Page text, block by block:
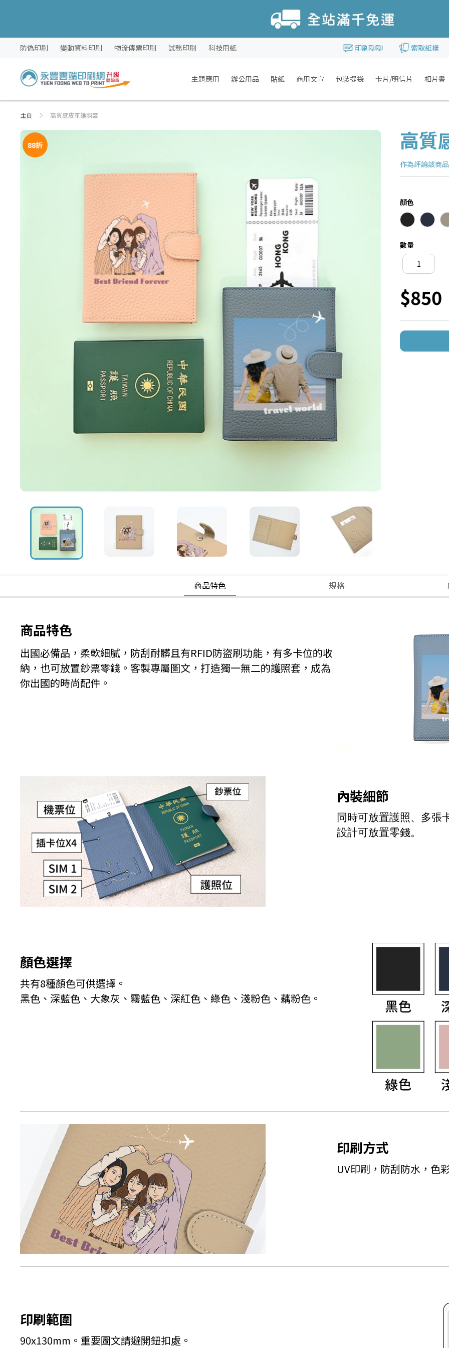
跳
內
容
印刷聊聊 索取紙樣
防偽印刷 變動資料印刷 物流傳票印刷 試務印刷 科技用紙
主題應用 辦公用品 貼紙 商用文宣 包裝提袋 卡片/明信片 相片書
主頁 高質感皮革護照套
高質
作為評論該商
顏色
數量
$850
Skip
to
the
Skip
to
the
88折
商品特色
商品特色
出國必備品，柔軟細膩，防刮耐髒且有RFID防盜刷功能，有多卡位的收
納，也可放置鈔票零錢。客製專屬圖文，打造獨一無二的護照套，成為
你出國的時尚配件。
內裝細節
同時可放置護照、多張
設計可放置零錢。
顏色選擇
共有8種顏色可供選擇。
黑色、深藍色、大象灰、霧藍色、深紅色、綠色、淺粉色、藕粉色。
印刷方式
UV印刷，防刮防水，色
印刷範圍
90x130mm。重要圖文請避開鈕扣處。
規格